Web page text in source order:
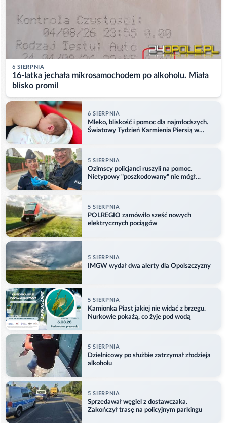
6 SIERPNIA
16-latka jechała mikrosamochodem po alkoholu. Miała
blisko promil
6 SIERPNIA
Mleko, bliskość i pomoc dla najmłodszych.
Światowy Tydzień Karmienia Piersią w
5 SIERPNIA
Ozimscy policjanci ruszyli na pomoc.
Nietypowy "poszkodowany" nie mógł
5 SIERPNIA
POLREGIO zamówiło sześć nowych
elektrycznych pociągów
5 SIERPNIA
IMGW wydał dwa alerty dla Opolszczyzny
5 SIERPNIA
Kamionka Piast jakiej nie widać z brzegu.
Nurkowie pokażą, co żyje pod wodą
5 SIERPNIA
Dzielnicowy po służbie zatrzymał złodzieja
alkoholu
5 SIERPNIA
Sprzedawał węgiel z dostawczaka.
Zakończył trasę na policyjnym parkingu